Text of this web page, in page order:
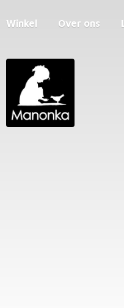
Winkel Over ons